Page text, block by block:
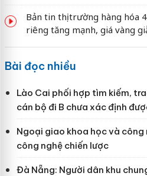
Bản tin thị trường hàng hóa
riêng tăng mạnh, giá vàng
Bài đọc nhiều
Lào Cai phối hợp tìm kiếm,
cán bộ đi B chưa xác định
Ngoại giao khoa học và
công nghệ chiến lược
Đà Nẵng: Người dân khu